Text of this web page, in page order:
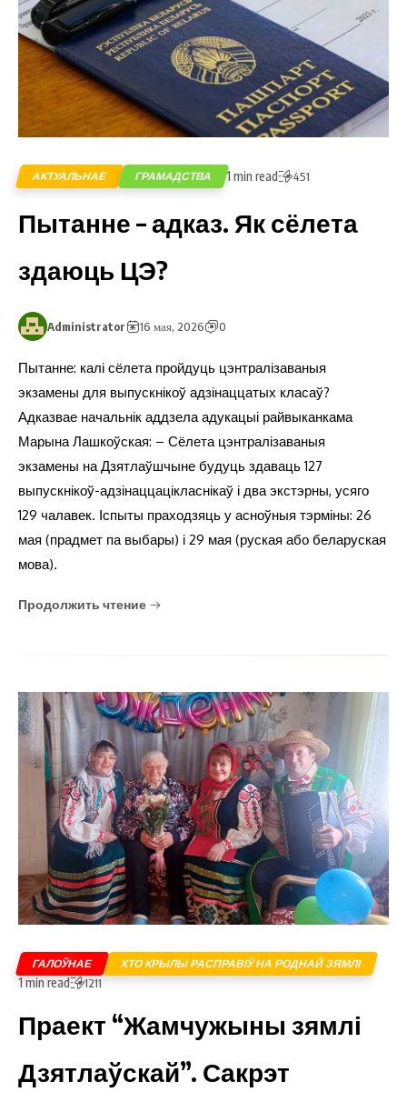
АКТУАЛЬНАЕ ГРАМАДСТВА 1 min read 451
Пытанне – адказ. Як сёлета
здаюць ЦЭ?
Administrator 16 мая, 2026 0
Пытанне: калі сёлета пройдуць цэнтралізаваныя
экзамены для выпускнікоў адзінаццатых класаў?
Адказвае начальнік аддзела адукацыі райвыканкама
Марына Лашкоўская: – Сёлета цэнтралізаваныя
экзамены на Дзятлаўшчыне будуць здаваць 127
выпускнікоў-адзінаццацікласнікаў і два экстэрны, усяго
129 чалавек. Іспыты праходзяць у асноўныя тэрміны: 26
мая (прадмет па выбары) і 29 мая (руская або беларуская
мова).
Продолжить чтение
ГАЛОЎНАЕ ХТО КРЫЛЫ РАСПРАВІЎ НА РОДНАЙ ЗЯМЛІ
1 min read 1211
Праект “Жамчужыны зямлі
Дзятлаўскай”. Сакрэт